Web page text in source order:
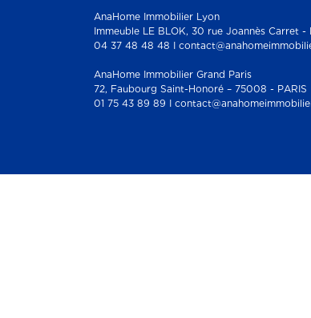
AnaHome Immobilier Lyon
Immeuble LE BLOK, 30 rue Joannès Carret
04 37 48 48 48 I
AnaHome Immobilier Grand Paris
72, Faubourg Saint-Honoré – 75008 - PARIS
01 75 43 89 89 I